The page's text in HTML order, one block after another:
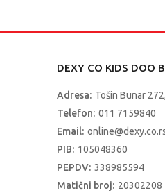
DEXY CO KIDS DOO
Adresa: Tošin Bunar
Telefon: 011 7159840
Email:
PIB: 105048360
PEPDV: 338985594
Matični broj: 20302208